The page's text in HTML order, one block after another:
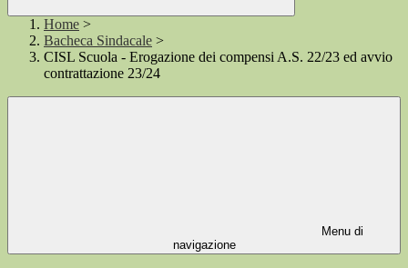
Home >
Bacheca Sindacale >
CISL Scuola - Erogazione dei compensi A.S. 22/23 ed avvio
contrattazione 23/24
Menu di
navigazione